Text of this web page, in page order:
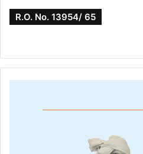
R.O. No. 13954/ 65